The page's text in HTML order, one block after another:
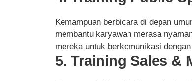
Kemampuan berbicara di depan
membantu karyawan merasa
mereka untuk berkomunikasi
5. Training Sales &